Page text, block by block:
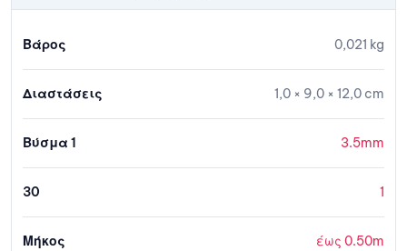
Βάρος 0,021 kg
Διαστάσεις 1,0 × 9,0 × 12,0 cm
Βύσμα 1 3.5mm
30 1
Μήκος έως 0.50m